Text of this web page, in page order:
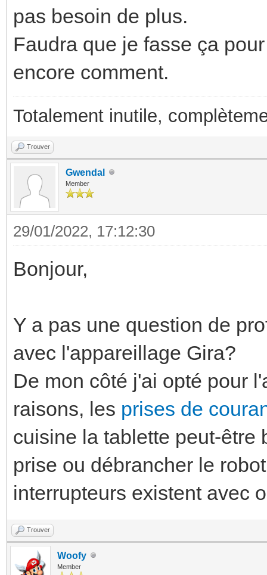
pas besoin de plus.
Faudra que je fasse ça
encore comment.
Totalement inutile,
Trouver
Gwendal
Member
29/01/2022, 17:12:30
Bonjour,
Y a pas une question de
avec l'appareillage Gira?
De mon côté j'ai opté pour
raisons, les prises de
cuisine la tablette peut-être
prise ou débrancher le
interrupteurs existent avec
Trouver
Woofy
Member